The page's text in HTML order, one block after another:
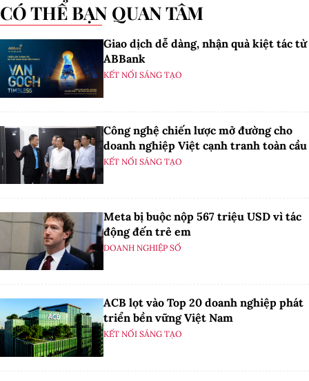
CÓ THỂ BẠN QUAN TÂM
Giao dịch dễ dàng, nhận quà kiệt tác từ
ABBank
KẾT NỐI SÁNG TẠO
Công nghệ chiến lược mở đường cho
doanh nghiệp Việt cạnh tranh toàn cầu
KẾT NỐI SÁNG TẠO
Meta bị buộc nộp 567 triệu USD vì tác
động đến trẻ em
DOANH NGHIỆP SỐ
ACB lọt vào Top 20 doanh nghiệp phát
triển bền vững Việt Nam
KẾT NỐI SÁNG TẠO